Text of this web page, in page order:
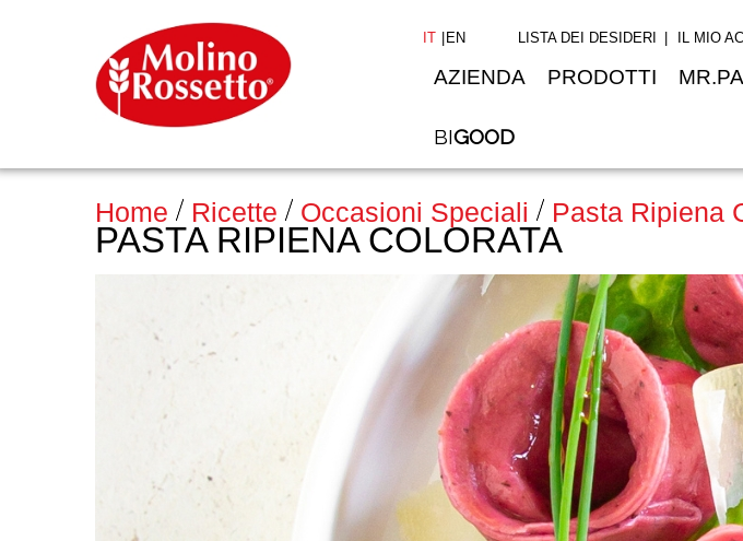
IT EN LISTA DEI DESIDERI IL MIO
AZIENDA PRODOTTI
BIGOOD
Home Ricette Occasioni Speciali Pasta Ripiena
PASTA RIPIENA COLORATA